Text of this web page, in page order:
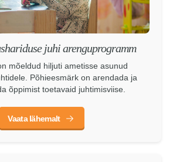
juhi arenguprogramm
mõeldud hiljuti ametisse asunud
Põhieesmärk on arendada ja
õppimist toetavaid juhtimisviise.
Vaata lähemalt